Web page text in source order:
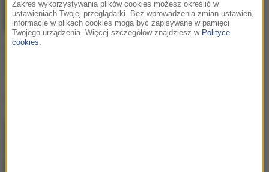
Ariana Grande / Iggy
Zakres wykorzystywania plików cookies możesz określić w
ustawieniach Twojej przeglądarki. Bez wprowadzenia zmian ustawień,
informacje w plikach cookies mogą być zapisywane w pamięci
Twojego urządzenia. Więcej szczegółów znajdziesz w Polityce
cookies